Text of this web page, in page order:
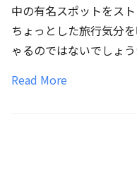
中の有名スポットをス
ちょっとした旅行気分
ゃるのではないでしょ
Read More